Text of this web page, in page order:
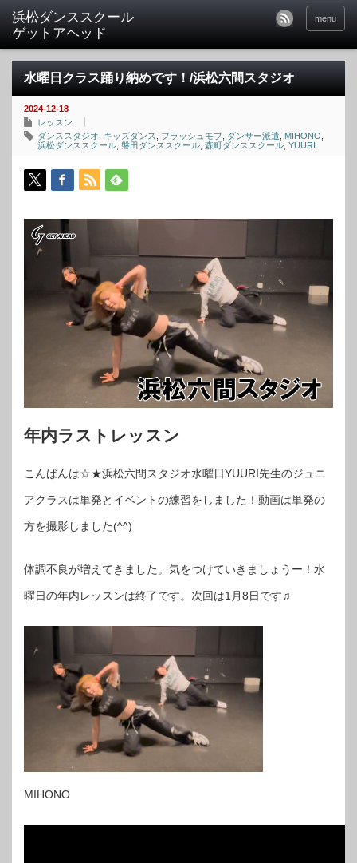
menu
水曜日クラス踊り納めです！/浜松六間スタジオ
2024-12-18
レッスン
ダンススタジオ
キッズダンス フラッシュモブ ダンサー派遣 MIHONO
浜松ダンススクール 磐田ダンススクール 森町ダンススクール YUURI
年内ラストレッスン
こんばんは☆★浜松六間スタジオ水曜日YUURI先生のジュニ
アクラスは単発とイベントの練習をしました！動画は単発の
方を撮影しました(^^)
体調不良が増えてきました。気をつけていきましょうー！水
曜日の年内レッスンは終了です。次回は1月8日です♫
MIHONO